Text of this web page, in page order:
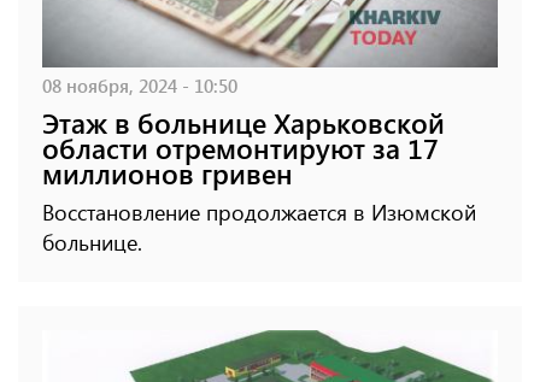
08 ноября, 2024 - 10:50
Этаж в больнице Харьковской
области отремонтируют за 17
миллионов гривен
Восстановление продолжается в Изюмской
больнице.